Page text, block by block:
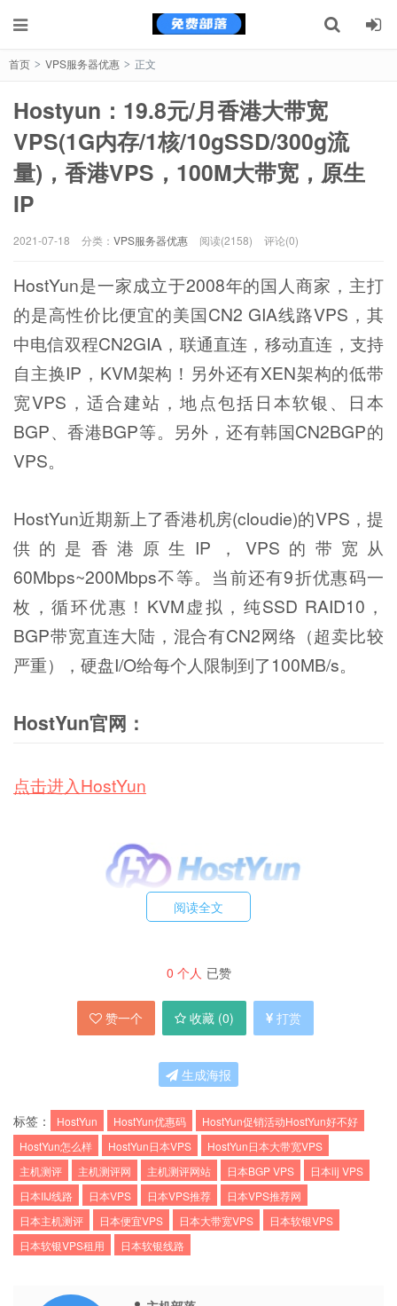
首页 > VPS服务器优惠 > 正文
Hostyun：19.8元/月香港大带宽
VPS(1G内存/1核/10gSSD/300g流
量)，香港VPS，100M大带宽，原生
IP
2021-07-18 分类： VPS服务器优惠 阅读(2158) 评论(0)
HostYun是一家成立于2008年的国人商家，主打
的是高性价比便宜的美国CN2 GIA线路VPS，其
中电信双程CN2GIA，联通直连，移动直连，支持
自主换IP，KVM架构！另外还有XEN架构的低带
宽VPS，适合建站，地点包括日本软银、日本
BGP、香港BGP等。另外，还有韩国CN2BGP的
VPS。
HostYun近期新上了香港机房(cloudie)的VPS，提
供的是香港原生IP，VPS的带宽从
60Mbps~200Mbps不等。当前还有9折优惠码一
枚，循环优惠！KVM虚拟，纯SSD RAID10，
BGP带宽直连大陆，混合有CN2网络（超卖比较
严重），硬盘I/O给每个人限制到了100MB/s。
HostYun官网：
点击进入HostYun
9折优惠码：hostyun ，循环优惠
流量 带宽
1G 1核 20G 500G/月 80M 34.2元/月 链接
1G 1核 20G 800G/月 100M 52.2元/月 链接
2G 1核 30G 1500G/月 100M 88.2元/月
测速：https://hkg.speedtest.hostyun.com
阅读全文
0 个人 已赞
赞一个 收藏 (0) 打赏
生成海报
标签： HostYun HostYun优惠码
HostYun促销活动HostYun好不好
HostYun怎么样
HostYun日本VPS
HostYun日本大带宽VPS
主机测评
主机测评网 主机测评网站 日本BGP VPS
日本iij VPS
日本IIJ线路
日本VPS 日本VPS推荐
日本VPS推荐网
日本主机测评
日本便宜VPS 日本大带宽VPS
日本软银VPS
日本软银VPS租用
日本软银线路